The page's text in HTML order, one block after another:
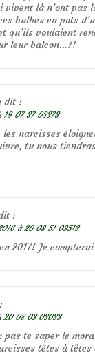
vivent là n’ont pas
bulbes en pots
qu’ils voulaient
leur balcon…?!
dit :
19 07 37 03373
les narcisses
tu nous
:
à 20 08 51 03513
2017! Je
20 08 03 03033
pas te saper le
têtes à têtes